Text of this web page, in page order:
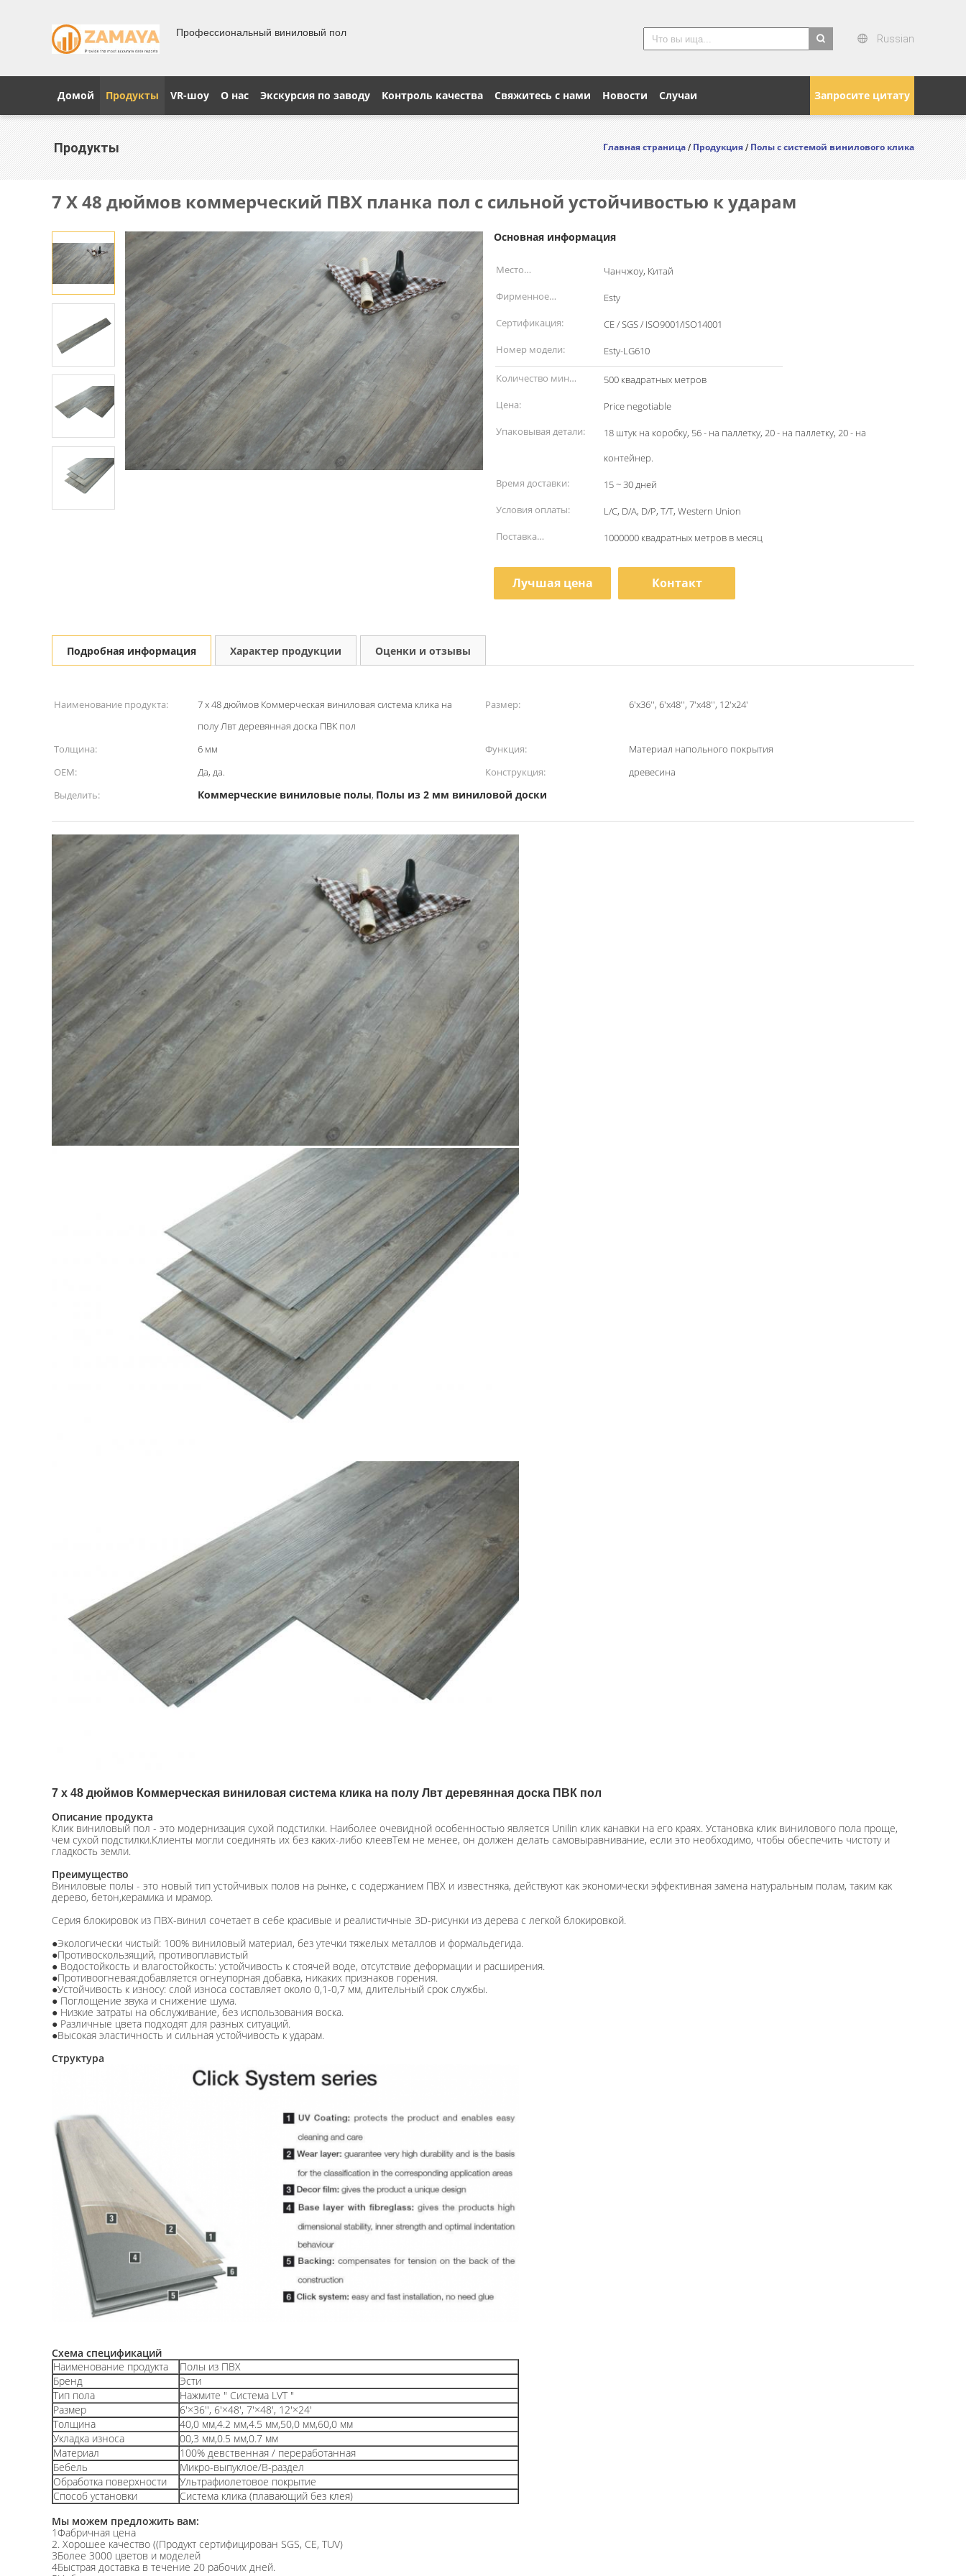
Профессиональный виниловый пол
Russian
Запросите цитату
Домой Продукты VR-шоу О нас Экскурсия по заводу Контроль качества Свяжитесь с нами Новости Случаи
Продукты Главная страница /Продукция/Полы с системой винилового клика
7 X 48 дюймов коммерческий ПВХ планка пол с сильной устойчивостью к ударам
Основная информация
Место
происхождения:
Чанчжоу, Китай
Фирменное
наименование:
Esty
Сертификация:
CE / SGS / ISO9001/ISO14001
Номер модели:
Esty-LG610
Количество мин
заказа:
500 квадратных метров
Цена:
Price negotiable
Упаковывая детали:
18 штук на коробку, 56 - на паллетку, 20 - на паллетку, 20 - на
контейнер.
Время доставки:
15 ~ 30 дней
Условия оплаты:
L/C, D/A, D/P, T/T, Western Union
Поставка
1000000 квадратных метров в месяц
Лучшая цена Контакт
Подробная информация Характер продукции Оценки и отзывы
Наименование продукта:
7 x 48 дюймов Коммерческая виниловая система клика на
полу Лвт деревянная доска ПВК пол
Размер: 6'x36'', 6'x48'', 7'x48'', 12'x24'
Толщина: 6 мм Функция:
Материал напольного покрытия
OEM:
Да, да. Конструкция:
древесина
Выделить:
Коммерческие виниловые полы, Полы из 2 мм виниловой доски
7 x 48 дюймов Коммерческая виниловая система клика на полу Лвт деревянная доска ПВК пол
Описание продукта
Клик виниловый пол - это модернизация сухой подстилки. Наиболее очевидной особенностью является Unilin клик канавки на его краях. Установка клик винилового пола проще,
чем сухой подстилки.Клиенты могли соединять их без каких-либо клеевТем не менее, он должен делать самовыравнивание, если это необходимо, чтобы обеспечить чистоту и
гладкость земли.
Преимущество
Виниловые полы - это новый тип устойчивых полов на рынке, с содержанием ПВХ и известняка, действуют как экономически эффективная замена натуральным полам, таким как
дерево, бетон,керамика и мрамор.
Серия блокировок из ПВХ-винил сочетает в себе красивые и реалистичные 3D-рисунки из дерева с легкой блокировкой.
●Экологически чистый: 100% виниловый материал, без утечки тяжелых металлов и формальдегида.
●Противоскользящий, противоплавистый
● Водостойкость и влагостойкость: устойчивость к стоячей воде, отсутствие деформации и расширения.
●Противоогневая:добавляется огнеупорная добавка, никаких признаков горения.
●Устойчивость к износу: слой износа составляет около 0,1-0,7 мм, длительный срок службы.
● Поглощение звука и снижение шума.
● Низкие затраты на обслуживание, без использования воска.
● Различные цвета подходят для разных ситуаций.
●Высокая эластичность и сильная устойчивость к ударам.
Структура
Схема спецификаций
Наименование продукта
Полы из ПВХ
Бренд
Эсти
Тип пола
Нажмите " Система LVT "
Размер
6'×36'', 6'×48', 7'×48', 12'×24'
Толщина
40,0 мм,4.2 мм,4.5 мм,50,0 мм,60,0 мм
Укладка износа
00,3 мм,0.5 мм,0.7 мм
Материал
100% девственная / переработанная
Бебель
Микро-выпуклое/В-раздел
Обработка поверхности
Ультрафиолетовое покрытие
Способ установки
Система клика (плавающий без клея)
Мы можем предложить вам:
1Фабричная цена
2. Хорошее качество ((Продукт сертифицирован SGS, CE, TUV)
3Более 3000 цветов и моделей
4Быстрая доставка в течение 20 рабочих дней.